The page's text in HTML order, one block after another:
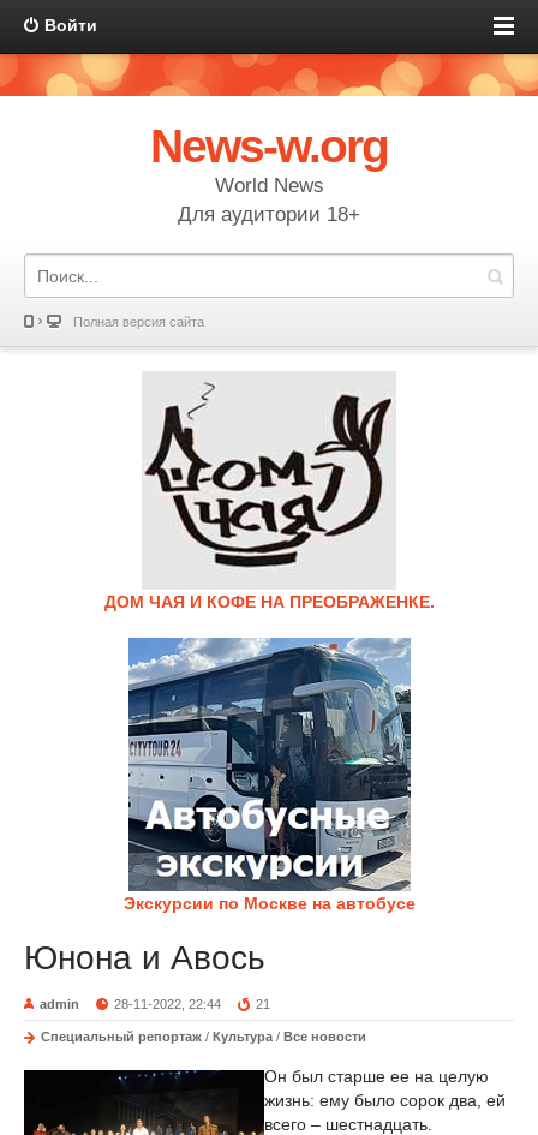
Войти
News-w.org
World News
Для аудитории 18+
Полная версия сайта
ДОМ ЧАЯ И КОФЕ НА ПРЕОБРАЖЕНКЕ.
Экскурсии по Москве на автобусе
Юнона и Авось
admin 28-11-2022, 22:44 21
Специальный репортаж / Культура / Все новости
Он был старше ее на целую
жизнь: ему было сорок два, ей
всего – шестнадцать.